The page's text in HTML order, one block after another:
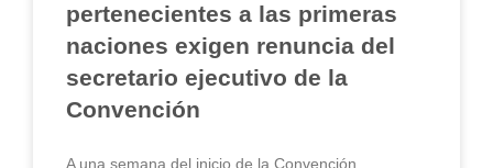
pertenecientes a las primeras
naciones exigen renuncia del
secretario ejecutivo de la
Convención
A una semana del inicio de la Convención